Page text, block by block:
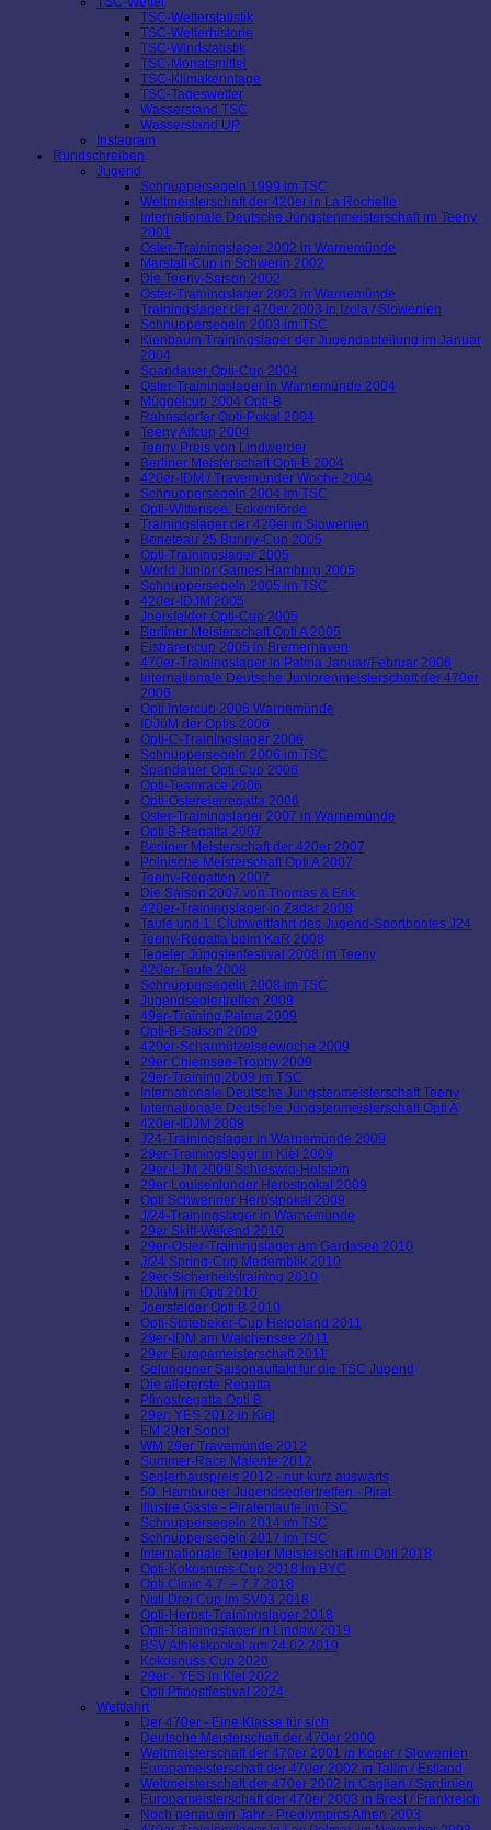
TSC-Wetterstatistik
TSC-Wetterhistorie
TSC-Windstatistik
TSC-Monatsmittel
TSC-Klimakenntage
TSC-Tageswetter
Wasserstand TSC
Wasserstand UP
Instagram
Rundschreiben
Jugend
Schnuppersegeln 1999 im TSC
Weltmeisterschaft der 420er in La Rochelle
Internationale Deutsche Jüngstenmeisterschaft im Teeny
2001
Oster-Trainingslager 2002 in Warnemünde
Marstall-Cup in Schwerin 2002
Die Teeny-Saison 2002
Oster-Trainingslager 2003 in Warnemünde
Trainingslager der 470er 2003 in Izola / Slowenien
Schnuppersegeln 2003 im TSC
Kienbaum Trainingslager der Jugendabteilung im Januar
2004
Spandauer Opti-Cup 2004
Oster-Trainingslager in Warnemünde 2004
Müggelcup 2004 Opti-B
Rahnsdorfer Opti-Pokal 2004
Teeny Alfcup 2004
Teeny Preis von Lindwerder
Berliner Meisterschaft Opti-B 2004
420er-IDM / Travemünder Woche 2004
Schnuppersegeln 2004 im TSC
Opti-Wittensee, Eckernförde
Trainingslager der 420er in Slowenien
Beneteau 25 Bunny-Cup 2005
Opti-Trainingslager 2005
World Junior Games Hamburg 2005
Schnuppersegeln 2005 im TSC
420er-IDJM 2005
Joersfelder Opti-Cup 2005
Berliner Meisterschaft Opti A 2005
Eisbärencup 2005 in Bremerhaven
470er-Trainingslager in Palma Januar/Februar 2006
Internationale Deutsche Juniorenmeisterschaft der 470er
2006
Opti Intercup 2006 Warnemünde
IDJüM der Optis 2006
Opti-C-Trainingslager 2006
Schnuppersegeln 2006 im TSC
Spandauer Opti-Cup 2006
Opti-Teamrace 2006
Opti-Ostereierregatta 2006
Oster-Trainingslager 2007 in Warnemünde
Opti B-Regatta 2007
Berliner Meisterschaft der 420er 2007
Polnische Meisterschaft Opti A 2007
Teeny-Regatten 2007
Die Saison 2007 von Thomas & Erik
420er-Trainingslager in Zadar 2008
Taufe und 1. Clubwettfahrt des Jugend-Sportbootes J24
Teeny-Regatta beim KaR 2008
Tegeler Jüngstenfestival 2008 im Teeny
420er-Taufe 2008
Schnuppersegeln 2008 im TSC
Jugendseglertreffen 2009
49er-Training Palma 2009
Opti-B-Saison 2009
420er-Scharmützelseewoche 2009
29er Chiemsee-Trophy 2009
29er-Training 2009 im TSC
Internationale Deutsche Jüngstenmeisterschaft Teeny
Internationale Deutsche Jüngstenmeisterschaft Opti A
420er-IDJM 2009
J24-Trainingslager in Warnemünde 2009
29er-Trainingslager in Kiel 2009
29er-LJM 2009 Schleswig-Holstein
29er Louisenlunder Herbstpokal 2009
Opti Schweriner Herbstpokal 2009
J/24-Trainingslager in Warnemünde
29er Skiff-Wekend 2010
29er-Oster-Trainingslager am Gardasee 2010
J/24 Spring-Cup Medemblik 2010
29er-Sicherheitstraining 2010
IDJüM im Opti 2010
Joersfelder Opti B 2010
Opti-Stötebeker-Cup Helgoland 2011
29er-IDM am Walchensee 2011
29er Europameisterschaft 2011
Gelungener Saisonauftakt für die TSC Jugend
Die allererste Regatta
Pfingstregatta Opti B
29er: YES 2012 in Kiel
EM 29er Sopot
WM 29er Travemünde 2012
Summer-Race Malente 2012
Seglerhauspreis 2012 - nur kurz auswärts
50. Hamburger Jugendseglertreffen - Pirat
Illustre Gäste - Piratentaufe im TSC
Schnuppersegeln 2014 im TSC
Schnuppersegeln 2017 im TSC
Internationale Tegeler Meisterschaft im Opti 2018
Opti-Kokosnuss-Cup 2018 im BYC
Opti Clinic 4.7. – 7.7.2018
Null Drei Cup im SV03 2018
Opti-Herbst-Trainingslager 2018
Opti-Trainingslager in Lindow 2019
BSV Athletikpokal am 24.02.2019
Kokosnuss Cup 2020
29er - YES in Kiel 2022
Opti Pfingstfestival 2024
Wettfahrt
Der 470er - Eine Klasse für sich
Deutsche Meisterschaft der 470er 2000
Weltmeisterschaft der 470er 2001 in Koper / Slowenien
Europameisterschaft der 470er 2002 in Tallin / Estland
Weltmeisterschaft der 470er 2002 in Cagliari / Sardinien
Europameisterschaft der 470er 2003 in Brest / Frankreich
Noch genau ein Jahr - Preolympics Athen 2003